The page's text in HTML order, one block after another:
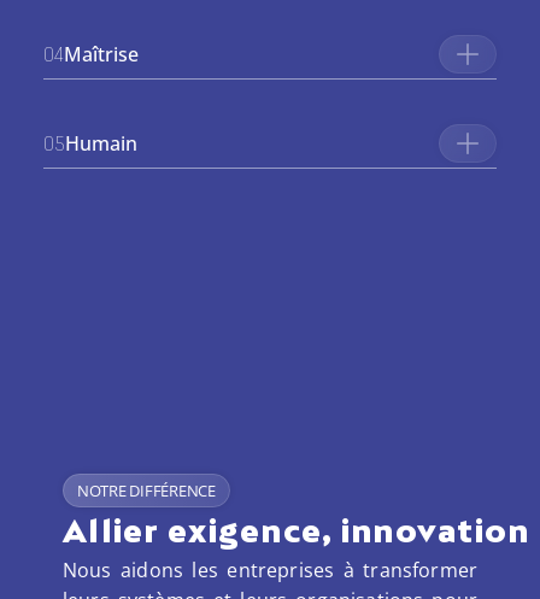
04Maîtrise
05Humain
NOTRE DIFFÉRENCE
Allier exigence,
Nous aidons les entreprises à transformer